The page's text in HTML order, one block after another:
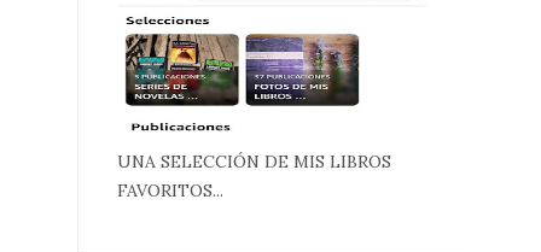
UNA SELECCIÓN DE MIS LIBROS
FAVORITOS...